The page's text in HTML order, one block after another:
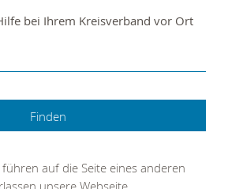
bei Ihrem Kreisverband vor Ort
führen auf die Seite eines anderen
unsere Webseite.